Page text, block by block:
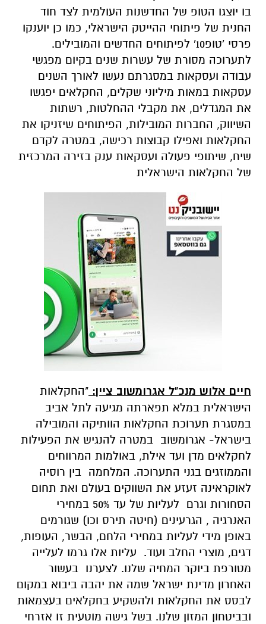
בו יוצגו הטופ של החדשנות העולמית לצד חוד
החנית של פיתוחי ההייטק הישראלי, כמו כן יוענקו
פרסי 'טופ10' לפיתוחים החדשים והמובילים.
לתערוכה מסורת של עשרות שנים בקיום מפגשי
עבודה ועסקאות במסגרתם נעשו לאורך השנים
עסקאות במאות מיליוני שקלים, החקלאים יפגשו
את המגדלים, את מקבלי ההחלטות, רשתות
השיווק, החברות המובילות, הפיתוחים שיזניקו את
החקלאות ואפילו קבוצות רכישה, במטרה לקדם
שיח, שיתופי פעולה ועסקאות ענק בזירה המרכזית
של החקלאות הישראלית
חיים אלוש מנכ"ל אגרומשוב ציין: "החקלאות
הישראלית במלא תפארתה מגיעה לתל אביב
במסגרת תערוכת החקלאות הוותיקה והמובילה
בישראל- אגרומשוב במטרה להנגיש את הפעילות
לחקלאים מדן ועד אילת, באולמות המרווחים
והממוזגים בגני התערוכה. המלחמה בין רוסיה
לאוקראינה זעזע את השווקים בעולם ואת תחום
הסחורות וגרם לעליות של עד 50% במחירי
האנרגיה , הגרעינים (חיטה תירס וכו) שגורמים
באופן מידי לעליות במחירי הלחם, הבשר, העופות,
דגים, מוצרי החלב ועוד.
עליות אלו גרמו לעלייה
מטורפת ביוקר המחיה שלנו. לצערנו בעשור
האחרון מדינת ישראל שמה את יהבה ביבוא במקום
לבסס את החקלאות ולהשקיע בחקלאים בעצמאות
ובביטחון המזון שלנו. בשל גישה מוטעית זו אזרחי